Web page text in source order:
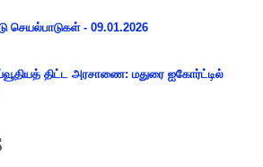
செயல்பாடுகள் - 09.01.2026
திட்ட அரசாணை: மதுரை ஐகோர்ட்டில்